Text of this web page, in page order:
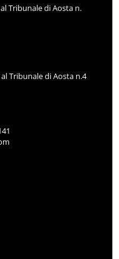
Tribunale di Aosta n.
Tribunale di Aosta n.4